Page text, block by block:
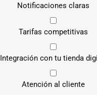
Notificaciones claras
Tarifas competitivas
Integración con tu tienda
Atención al cliente